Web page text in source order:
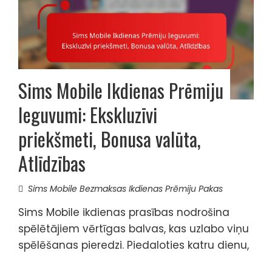
Sims Mobile Ikdienas Prēmiju
Ieguvumi: Ekskluzīvi
priekšmeti, Bonusa valūta,
Atlīdzības
Sims Mobile Bezmaksas Ikdienas Prēmiju Pakas
Sims Mobile ikdienas prasības nodrošina
spēlētājiem vērtīgas balvas, kas uzlabo viņu
spēlēšanas pieredzi. Piedaloties katru dienu,